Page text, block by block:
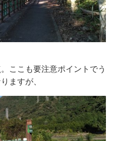
ここも要注意ポイントでう
ますが、